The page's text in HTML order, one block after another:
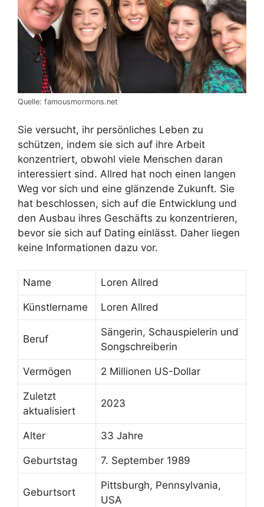
Quelle: famousmormons.net
Sie versucht, ihr persönliches Leben zu
schützen, indem sie sich auf ihre Arbeit
konzentriert, obwohl viele Menschen daran
interessiert sind. Allred hat noch einen langen
Weg vor sich und eine glänzende Zukunft. Sie
hat beschlossen, sich auf die Entwicklung und
den Ausbau ihres Geschäfts zu konzentrieren,
bevor sie sich auf Dating einlässt. Daher liegen
keine Informationen dazu vor.
Name Loren Allred
Künstlername Loren Allred
Beruf
Sängerin, Schauspielerin und
Songschreiberin
Vermögen 2 Millionen US-Dollar
Zuletzt
aktualisiert
2023
Alter 33 Jahre
Geburtstag 7. September 1989
Geburtsort
Pittsburgh, Pennsylvania,
USA